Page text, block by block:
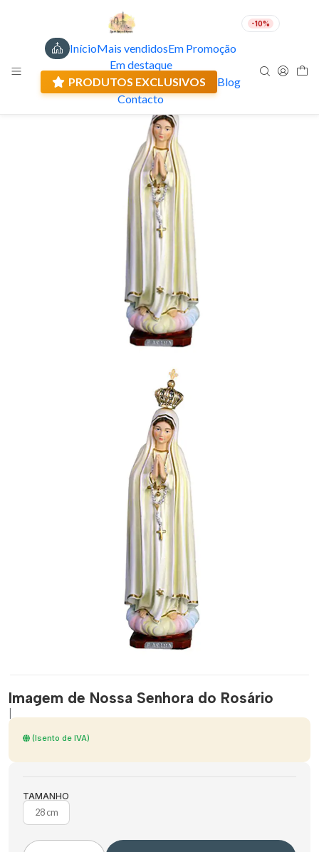
-10%
InícioMais vendidosEm Promoção
Em destaque
PRODUTOS EXCLUSIVOS
Blog
Contacto
EUR
Imagem de Nossa Senhora do Rosário
(Isento de IVA)
TAMANHO
28 cm